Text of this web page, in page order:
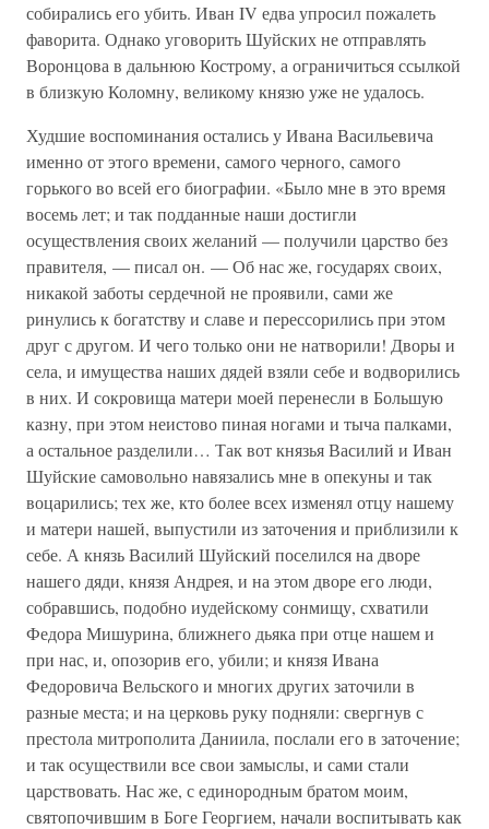
собирались его убить. Иван IV едва упросил пожалеть
фаворита. Однако уговорить Шуйских не отправлять
Воронцова в дальнюю Кострому, а ограничиться ссылкой
в близкую Коломну, великому князю уже не удалось.
Худшие воспоминания остались у Ивана Васильевича
именно от этого времени, самого черного, самого
горького во всей его биографии. «Было мне в это время
восемь лет; и так подданные наши достигли
осуществления своих желаний — получили царство без
правителя, — писал он. — Об нас же, государях своих,
никакой заботы сердечной не проявили, сами же
ринулись к богатству и славе и перессорились при этом
друг с другом. И чего только они не натворили! Дворы и
села, и имущества наших дядей взяли себе и водворились
в них. И сокровища матери моей перенесли в Большую
казну, при этом неистово пиная ногами и тыча палками,
а остальное разделили… Так вот князья Василий и Иван
Шуйские самовольно навязались мне в опекуны и так
воцарились; тех же, кто более всех изменял отцу нашему
и матери нашей, выпустили из заточения и приблизили к
себе. А князь Василий Шуйский поселился на дворе
нашего дяди, князя Андрея, и на этом дворе его люди,
собравшись, подобно иудейскому сонмищу, схватили
Федора Мишурина, ближнего дьяка при отце нашем и
при нас, и, опозорив его, убили; и князя Ивана
Федоровича Вельского и многих других заточили в
разные места; и на церковь руку подняли: свергнув с
престола митрополита Даниила, послали его в заточение;
и так осуществили все свои замыслы, и сами стали
царствовать. Нас же, с единородным братом моим,
святопочившим в Боге Георгием, начали воспитывать как